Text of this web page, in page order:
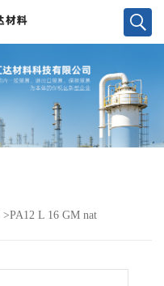
>PA12 L 16 GM nat